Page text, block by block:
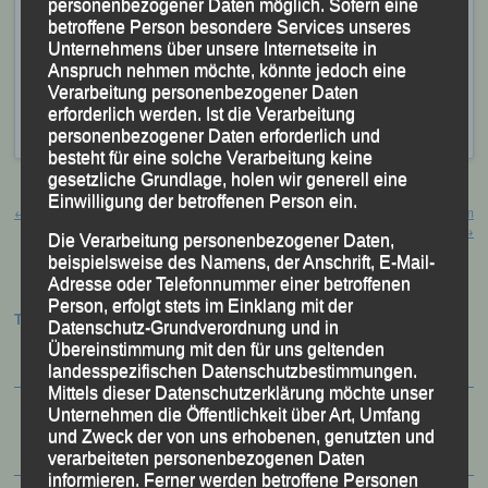
die Bayerischen Meisterschaften in Hösbach.
VeröffentlichtinAktuelles,Archiv 2025 |Markiert mitElias
Lohschmidt,Florentin Killersreiter,Landesoffenes Sportfest
Linus Kieninger,Regensburg,Thomas Scharinger
Engelmann
Beitragsnavigation
← Nostalgie 1979
13. 2er-Teamstundenlauf – Ried im
Innkreis, 13.06.2025
→
Termine:
personenbezogener Daten möglich. Sofern eine
betroffene Person besondere Services unseres
Unternehmens über unsere Internetseite in
Anspruch nehmen möchte, könnte jedoch eine
Verarbeitung personenbezogener Daten
erforderlich werden. Ist die Verarbeitung
personenbezogener Daten erforderlich und
besteht für eine solche Verarbeitung keine
gesetzliche Grundlage, holen wir generell eine
Einwilligung der betroffenen Person ein.
Die Verarbeitung personenbezogener Daten,
beispielsweise des Namens, der Anschrift, E-Mail-
Adresse oder Telefonnummer einer betroffenen
Person, erfolgt stets im Einklang mit der
Datenschutz-Grundverordnung und in
Übereinstimmung mit den für uns geltenden
landesspezifischen Datenschutzbestimmungen.
Mittels dieser Datenschutzerklärung möchte unser
Unternehmen die Öffentlichkeit über Art, Umfang
und Zweck der von uns erhobenen, genutzten und
verarbeiteten personenbezogenen Daten
informieren. Ferner werden betroffene Personen